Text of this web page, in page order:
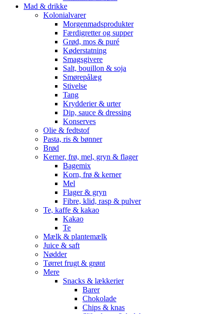
Mad & drikke
Kolonialvarer
Morgenmadsprodukter
Færdigretter og supper
Grød, mos & puré
Køderstatning
Smagsgivere
Salt, bouillon & soja
Smørepålæg
Stivelse
Tang
Krydderier & urter
Dip, sauce & dressing
Konserves
Olie & fedtstof
Pasta, ris & bønner
Brød
Kerner, frø, mel, gryn & flager
Bagemix
Korn, frø & kerner
Mel
Flager & gryn
Fibre, klid, rasp & pulver
Te, kaffe & kakao
Kakao
Te
Mælk & plantemælk
Juice & saft
Nødder
Tørret frugt & grønt
Mere
Snacks & lækkerier
Barer
Chokolade
Chips & knas